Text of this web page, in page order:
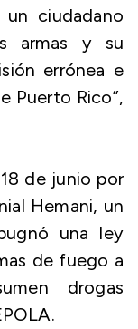
un ciudadano
armas y su
errónea e
Puerto Rico”,
de junio por
Hemani, un
una ley
de fuego a
drogas